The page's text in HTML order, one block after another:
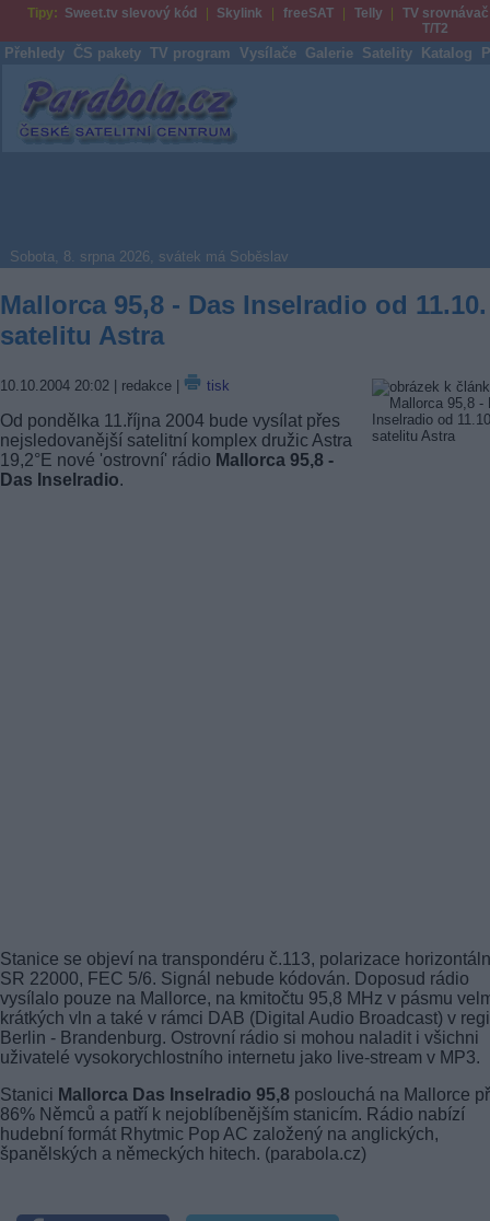
Tipy: Sweet.tv slevový kód Skylink freeSAT Telly
TV srovnávač
T/T2
Přehledy ČS pakety TV program Vysílače Galerie Satelity Katalog
Parabola.cz
Sobota, 8. srpna 2026, svátek má Soběslav
Mallorca 95,8 - Das Inselradio od
satelitu Astra
10.10.2004 20:02 | redakce | tisk
Od pondělka 11.října 2004 bude vysílat přes
nejsledovanější satelitní komplex družic Astra
19,2°E nové 'ostrovní' rádio Mallorca 95,8 -
Das Inselradio.
Stanice se objeví na transpondéru č.113, polarizace
SR 22000, FEC 5/6. Signál nebude kódován. Doposud rádio
vysílalo pouze na Mallorce, na kmitočtu 95,8 MHz v pásmu
krátkých vln a také v rámci DAB (Digital Audio Broadcast) v
Berlin - Brandenburg. Ostrovní rádio si mohou naladit i všichni
uživatelé vysokorychlostního internetu jako live-stream v MP3.
Stanici Mallorca Das Inselradio 95,8 poslouchá na Mallorce
86% Němců a patří k nejoblíbenějším stanicím. Rádio nabízí
hudební formát Rhytmic Pop AC založený na anglických,
španělských a německých hitech. (parabola.cz)